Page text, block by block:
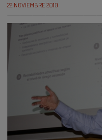
22 NOVIEMBRE 2010